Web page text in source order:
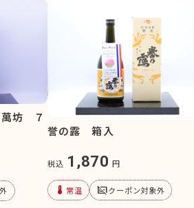
坊 ７
誉の露 箱入
税込 1,870 円
device_thermostat 常温 subtitles_offクーポン対象外